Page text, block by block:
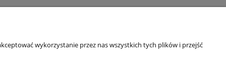
wykorzystanie przez nas wszystkich tych plików i przejść